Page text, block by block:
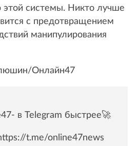
системы. Никто лучше
с предотвращением
манипулирования
Онлайн47
в Telegram быстрее🚀
t.me/online47news